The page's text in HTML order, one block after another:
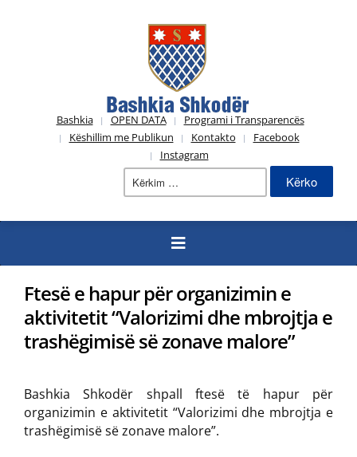
Bashkia OPEN DATA
Programi i Transparencës
Këshillim me Publikun
Kontakto
Facebook
Instagram
Kërko
Ftesë e hapur për organizimin e
aktivitetit “Valorizimi dhe mbrojtja e
trashëgimisë së zonave malore”
Bashkia Shkodër shpall ftesë të hapur për
organizimin e aktivitetit “Valorizimi dhe mbrojtja e
trashëgimisë së zonave malore”.